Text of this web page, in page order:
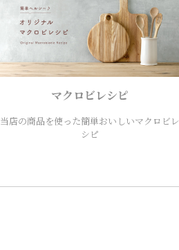
マクロビレシピ
当店の商品を使った簡単おいしいマクロビレ
シピ